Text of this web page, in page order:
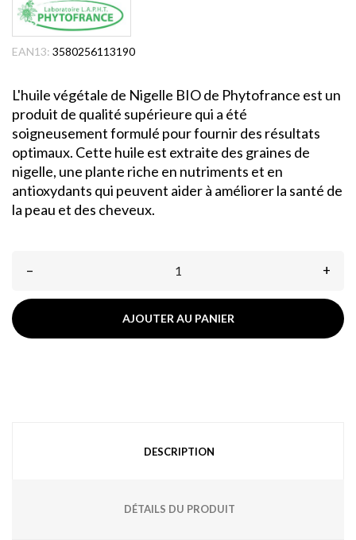
EAN13: 3580256113190
L'huile végétale de Nigelle BIO de Phytofrance est un
produit de qualité supérieure qui a été
soigneusement formulé pour fournir des résultats
optimaux. Cette huile est extraite des graines de
nigelle, une plante riche en nutriments et en
antioxydants qui peuvent aider à améliorer la santé de
la peau et des cheveux.
– +
AJOUTER AU PANIER
DESCRIPTION
DÉTAILS DU PRODUIT